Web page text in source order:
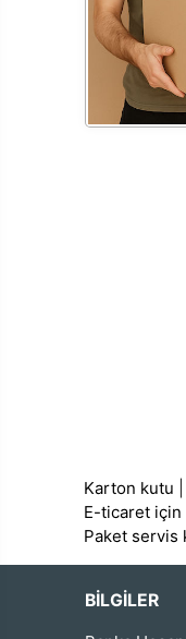
Karton kutu
E-ticaret için
Paket servis
BİLGİLER